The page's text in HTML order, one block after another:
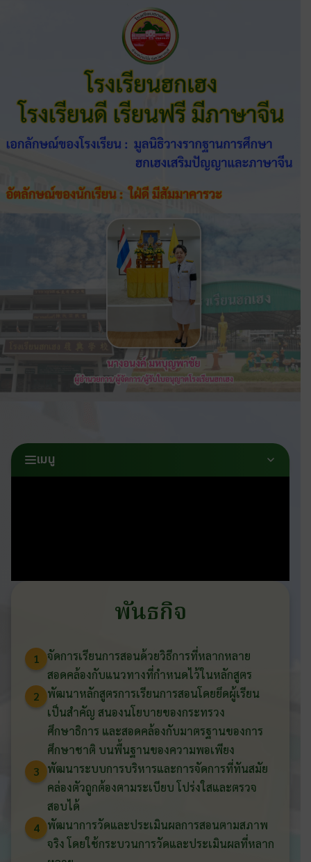
เมนู
พันธกิจ
1 จัดการเรียนการสอนด้วยวิธีการที่หลากหลาย
สอดคล้องกับแนวทางที่กำหนดไว้ในหลักสูตร
2
พัฒนาหลักสูตรการเรียนการสอนโดยยึดผู้เรียน
เป็นสำคัญ สนองนโยบายของกระทรวง
ศึกษาธิการ และสอดคล้องกับมาตรฐานของการ
ศึกษาชาติ บนพื้นฐานของความพอเพียง
3
พัฒนาระบบการบริหารและการจัดการที่ทันสมัย
คล่องตัวถูกต้องตามระเบียบ โปร่งใสและตรวจ
สอบได้
4 พัฒนาการวัดและประเมินผลการสอนตามสภาพ
จริง โดยใช้กระบวนการวัดและประเมินผลที่หลาก